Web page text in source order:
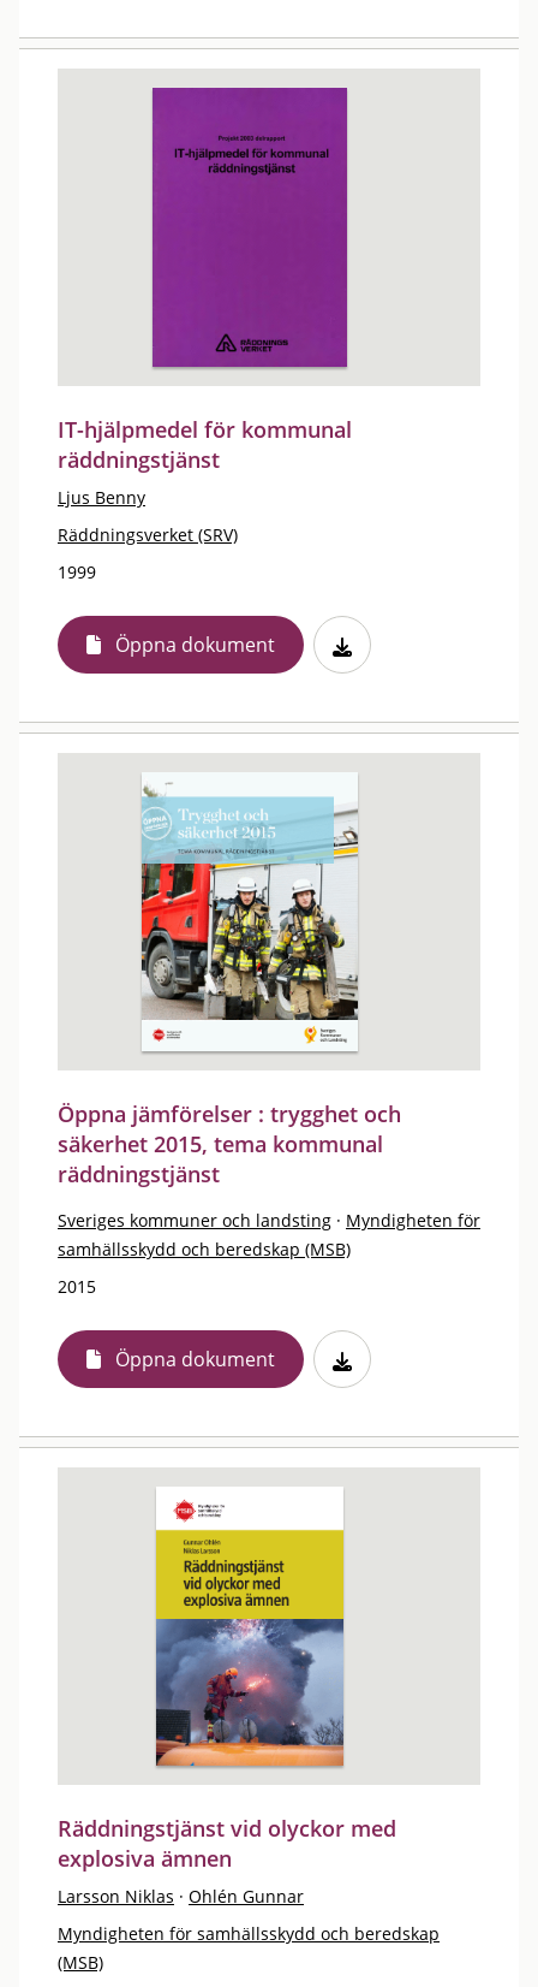
IT-hjälpmedel för kommunal
räddningstjänst
Ljus Benny
Räddningsverket (SRV)
1999
Öppna dokument
Öppna jämförelser : trygghet och
säkerhet 2015, tema kommunal
räddningstjänst
Sveriges kommuner och landsting · Myndigheten för
samhällsskydd och beredskap (MSB)
2015
Öppna dokument
Räddningstjänst vid olyckor med
explosiva ämnen
Larsson Niklas · Ohlén Gunnar
Myndigheten för samhällsskydd och beredskap
(MSB)